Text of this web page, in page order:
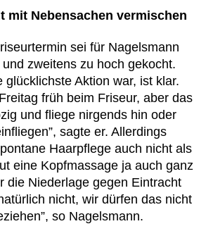
mit Nebensachen vermischen
sei für Nagelsmann
zweitens zu hoch gekocht.
glücklichste Aktion war, ist klar.
früh beim Friseur, aber das
und fliege nirgends hin oder
sagte er. Allerdings
Haarpflege auch nicht als
eine Kopfmassage ja auch ganz
die Niederlage gegen Eintracht
nicht, wir dürfen das nicht
so Nagelsmann.